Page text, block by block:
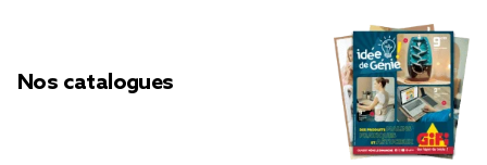
Nos catalogues